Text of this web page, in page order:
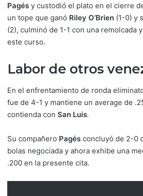
Pagés y custodió el plato en el cierre
un tope que ganó Riley O’Brien (1-0) y
(2), culminó de 1-1 con una remolcada
este curso.
Labor de otros
En el enfrentamiento de ronda
fue de 4-1 y mantiene un average de
contienda con San Luis.
Su compañero Pagés concluyó de 2-0
bolas negociada y ahora exhibe una
.200 en la presente cita.